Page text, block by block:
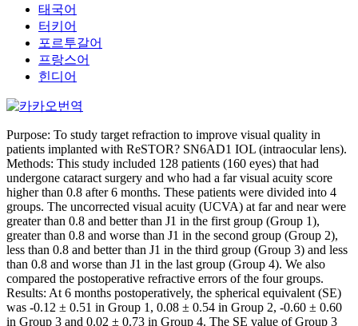
태국어
터키어
포르투갈어
프랑스어
힌디어
Purpose: To study target refraction to improve visual quality in
patients implanted with ReSTOR? SN6AD1 IOL (intraocular lens).
Methods: This study included 128 patients (160 eyes) that had
undergone cataract surgery and who had a far visual acuity score
higher than 0.8 after 6 months. These patients were divided into 4
groups. The uncorrected visual acuity (UCVA) at far and near were
greater than 0.8 and better than J1 in the first group (Group 1),
greater than 0.8 and worse than J1 in the second group (Group 2),
less than 0.8 and better than J1 in the third group (Group 3) and less
than 0.8 and worse than J1 in the last group (Group 4). We also
compared the postoperative refractive errors of the four groups.
Results: At 6 months postoperatively, the spherical equivalent (SE)
was -0.12 ± 0.51 in Group 1, 0.08 ± 0.54 in Group 2, -0.60 ± 0.60
in Group 3 and 0.02 ± 0.73 in Group 4. The SE value of Group 3